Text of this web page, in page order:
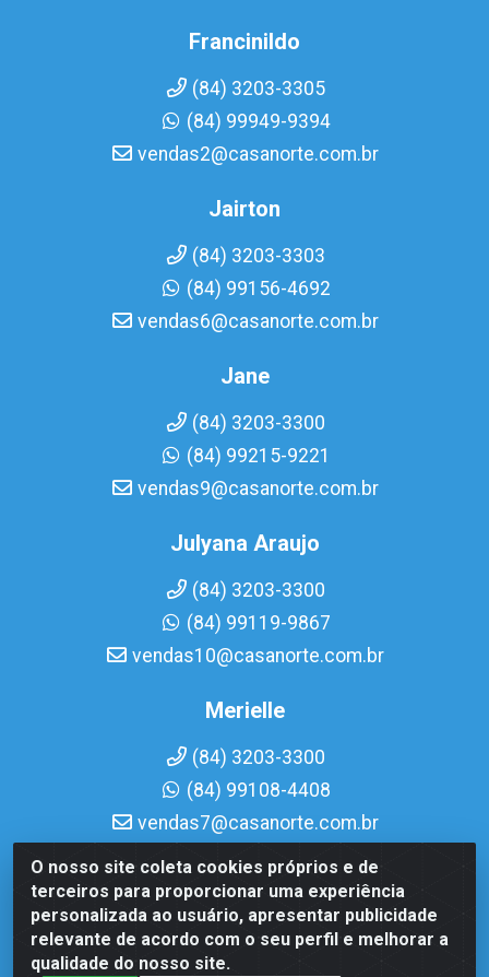
O nosso site coleta cookies próprios e de
terceiros para proporcionar uma experiência
personalizada ao usuário, apresentar publicidade
relevante de acordo com o seu perfil e melhorar a
qualidade do nosso site.
Francinildo
(84) 3203-3305
(84) 99949-9394
vendas2@casanorte.com.br
Jairton
(84) 3203-3303
(84) 99156-4692
vendas6@casanorte.com.br
Jane
(84) 3203-3300
(84) 99215-9221
vendas9@casanorte.com.br
Julyana Araujo
(84) 3203-3300
(84) 99119-9867
vendas10@casanorte.com.br
Merielle
(84) 3203-3300
(84) 99108-4408
vendas7@casanorte.com.br
Casa Norte LTDA - Av. Interventor Mário Câmara, 1815 -
Dix-Sept Rosado, Natal/RN - CEP 59054-600 - CNPJ
08.713.513/0001-51